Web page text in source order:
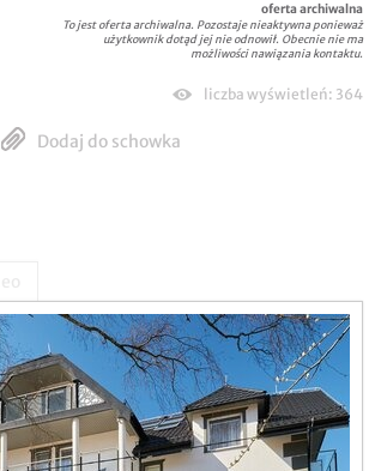
oferta archiwalna
To jest oferta archiwalna. Pozostaje nieaktywna ponieważ
użytkownik dotąd jej nie odnowił. Obecnie nie ma
możliwości nawiązania kontaktu.
liczba wyświetleń: 364
Dodaj do schowka